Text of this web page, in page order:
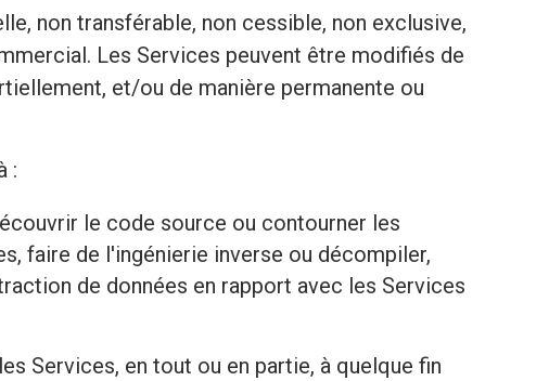
non transférable, non cessible, non exclusive,
Les Services peuvent être modifiés de
et/ou de manière permanente ou
:
le code source ou contourner les
faire de l'ingénierie inverse ou décompiler,
de données en rapport avec les Services
Services, en tout ou en partie, à quelque fin